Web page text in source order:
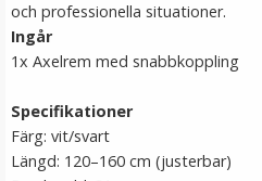
och professionella situationer.
Ingår
1x Axelrem med snabbkoppling
Specifikationer
Färg: vit/svart
Längd: 120–160 cm (justerbar)